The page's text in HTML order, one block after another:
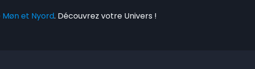
Møn et Nyord. Découvrez votre Univers !